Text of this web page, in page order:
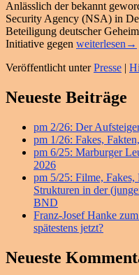
Anlässlich der bekannt
Security Agency (NSA) in
Beteiligung deutscher
Initiative gegen pm
Aktion
International
Day
Privacy
am
31.
–
Marburger
gegen
den
informiert
weiterlesen →
Veröffentlicht unter Presse |
Primärer
Widget-
Bereich
Neueste Beiträge
pm 2/26: Der
pm 1/26: Fakes,
pm 6/25: Marburger
2026
pm 5/25: Filme, Fakes,
Strukturen in der
BND
Franz-Josef Hanke
spätestens jetzt?
Neueste